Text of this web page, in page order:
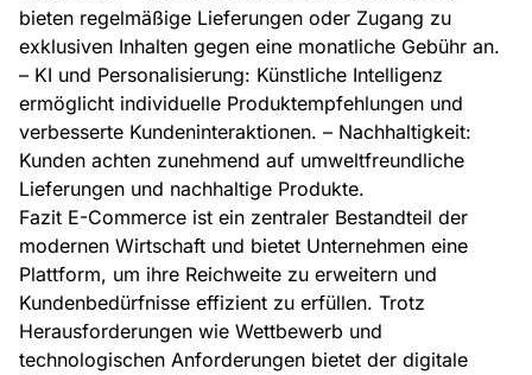
bieten regelmäßige Lieferungen oder Zugang zu
exklusiven Inhalten gegen eine monatliche Gebühr an.
– KI und Personalisierung: Künstliche Intelligenz
ermöglicht individuelle Produktempfehlungen und
verbesserte Kundeninteraktionen. – Nachhaltigkeit:
Kunden achten zunehmend auf umweltfreundliche
Lieferungen und nachhaltige Produkte.
Fazit E-Commerce ist ein zentraler Bestandteil der
modernen Wirtschaft und bietet Unternehmen eine
Plattform, um ihre Reichweite zu erweitern und
Kundenbedürfnisse effizient zu erfüllen. Trotz
Herausforderungen wie Wettbewerb und
technologischen Anforderungen bietet der digitale